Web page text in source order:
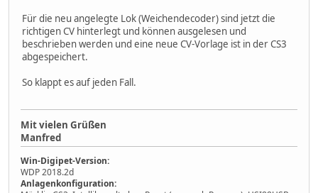
Für die neu angelegte Lok (Weichendecoder) sind jetzt die
richtigen CV hinterlegt und können ausgelesen und
beschrieben werden und eine neue CV-Vorlage ist in der CS3
abgespeichert.
So klappt es auf jeden Fall.
Mit vielen Grüßen
Manfred
Win-Digipet-Version:
WDP 2018.2d
Anlagenkonfiguration: